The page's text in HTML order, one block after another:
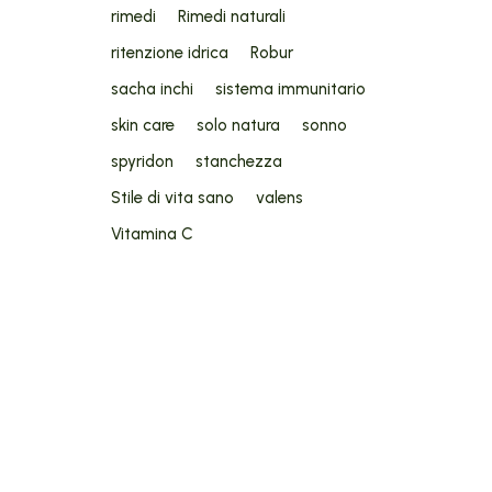
rimedi
Rimedi naturali
ritenzione idrica
Robur
sacha inchi
sistema immunitario
skin care
solo natura
sonno
spyridon
stanchezza
Stile di vita sano
valens
Vitamina C